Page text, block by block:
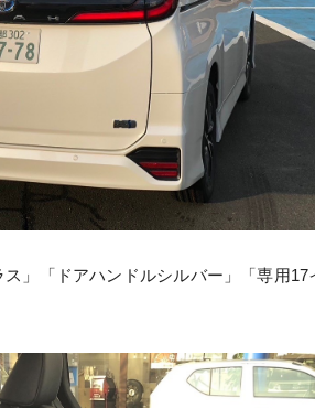
」「ドアハンドルシルバー」「専用